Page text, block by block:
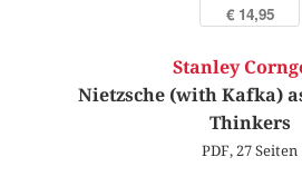
€ 14,95
Stanley
Nietzsche (with Kafka)
Thinkers
PDF, 27 Seiten